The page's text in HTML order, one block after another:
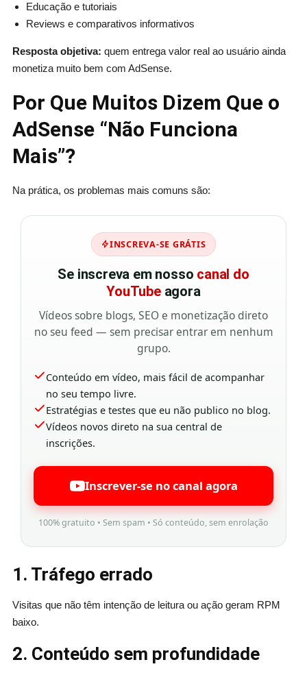
Educação e tutoriais
Reviews e comparativos informativos
Resposta objetiva: quem entrega valor real ao usuário ainda
monetiza muito bem com AdSense.
Por Que Muitos Dizem Que o
AdSense “Não Funciona
Mais”?
Na prática, os problemas mais comuns são:
INSCREVA-SE GRÁTIS
Se inscreva em nosso canal do
YouTubeagora
Vídeos sobre blogs, SEO e monetização direto
no seu feed — sem precisar entrar em nenhum
grupo.
Conteúdo em vídeo, mais fácil de acompanhar
no seu tempo livre.
Estratégias e testes que eu não publico no blog.
Vídeos novos direto na sua central de
inscrições.
Inscrever-se no canal agora
100% gratuito • Sem spam • Só conteúdo, sem enrolação
1. Tráfego errado
Visitas que não têm intenção de leitura ou ação geram RPM
baixo.
2. Conteúdo sem profundidade